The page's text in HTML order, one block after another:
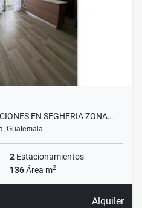
EN SEGHERIA ZONA…
Guatemala
2 Estacionamientos
136Área m2
Alquiler